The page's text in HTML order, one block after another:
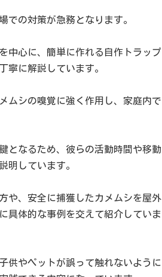
での対策が急務となります。
中心に、簡単に作れる自作トラップ
寧に解説しています。
ムシの嗅覚に強く作用し、家庭内で
となるため、彼らの活動時間や移動
明しています。
や、安全に捕獲したカメムシを屋外
具体的な事例を交えて紹介していま
供やペットが誤って触れないように